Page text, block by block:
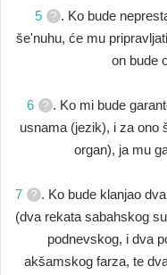
5
. Ko bude
še'nuhu, će mu
on bude
6
. Ko mi bude
usnama (jezik), i za ono
organ), ja mu
7
. Ko bude klanjao
(dva rekata sabahskog
podnevskog, i dva
akšamskog farza, te